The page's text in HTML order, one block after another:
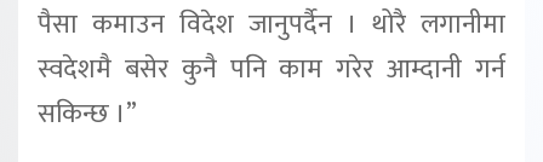
पैसा कमाउन विदेश जानुपर्दैन । थोरै लगानीमा
स्वदेशमै बसेर कुनै पनि काम गरेर आम्दानी गर्न
सकिन्छ ।”